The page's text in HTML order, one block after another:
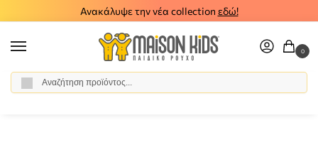
Ανακάλυψε την νέα collection εδώ!
0
Αρχική σελίδα / Κορίτσι / Ρούχα